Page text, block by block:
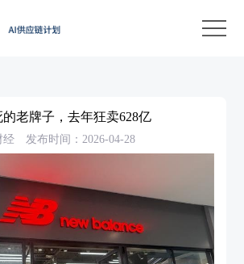
老牌子，去年狂卖628亿
经 发布时间：2026-04-28